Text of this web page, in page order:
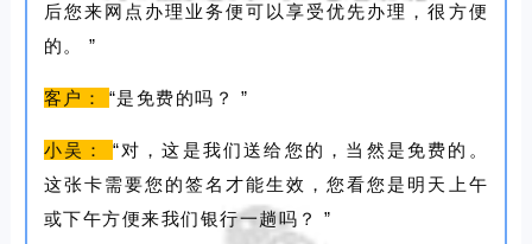
后您来网点办理业务便可以享受优先办理，很方便
的。
”
客户： “是免费的吗？ ”
小吴：
“对，这是我们送给您的，当然是免费的。
这张卡需要您的签名才能生效，您看您是明天上午
或下午方便来我们银行一趟吗？
”